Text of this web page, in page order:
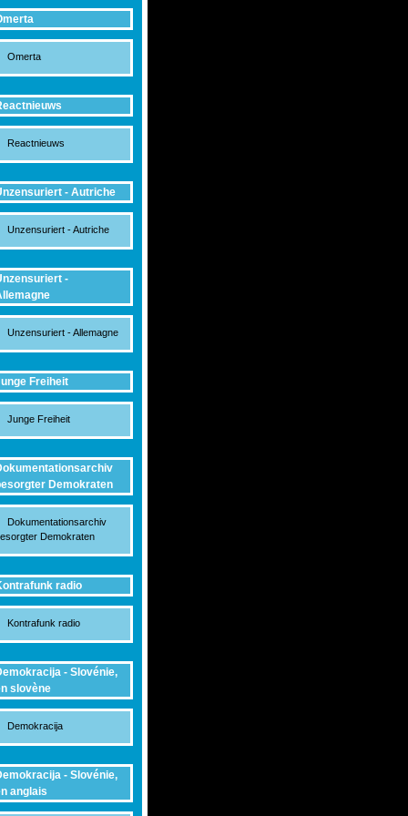
Omerta
Reactnieuws
- Autriche
Unzensuriert - Autriche
-
Unzensuriert - Allemagne
Freiheit
Junge Freiheit
Demokraten
Dokumentationsarchiv
Demokraten
radio
Kontrafunk radio
- Slovénie,
slovène
Demokracija
- Slovénie,
anglais